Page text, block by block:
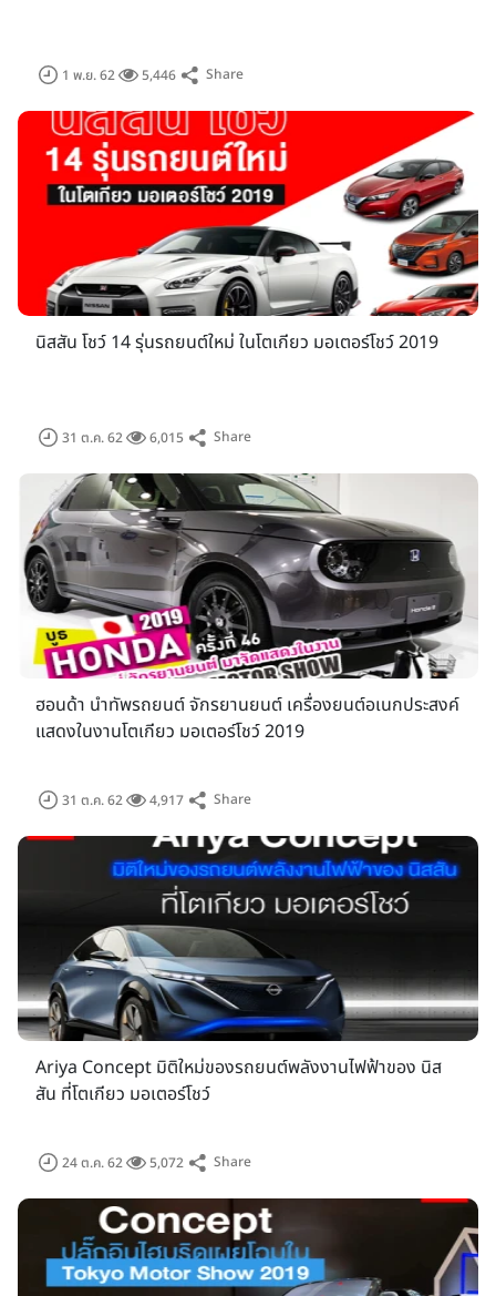
ความตื่นเต้าเร้าใจแบบไม่ธรรมดาในงานโตเกียวมอเตอร์โชว์ปีนี้เกิด
อย่างใกล้ชิดระหว่างอุตสาหกรรมยานยนต์และอุตสาหกรรมอื่น ๆ
(ดูข้อมูลเพิ่มเติมในเอกสารแนบ 2) นอกจากนั้น JAMA และคณะ
กรรมการภาคธุรกิจของญี่ปุ่นยังได้ร่วมกันจัด Future Expo ภาย
ใต้การสนับสนุนจากกระทรวงเศรษฐกิจ การค้า และอุตสาหกรรม
ของญี่ปุ่น และองค์การพัฒนาพลังงานใหม่และเทคโนโลยี
อุตสาหกรรมแห่งประเทศญี่ปุ่น (NEDO)
สถานที่จัดงานที่กว้างขวาง ใหญ่โตยิ่งขึ้น
นอกเหนือจากพื้นที่ในอาริอาเกะในเขตโอไดบะ ซึ่งเป็นที่ตั้งของโต
เกียวบิ๊กไซต์ อันเป็นสถานที่จัดงานประจำของโตเกียวมอเตอร์โชว์
โอมิ เพื่อสร้างสรรค์ให้เป็น “ธีมปาร์คด้านยานยนต์” อันกว้างใหญ่
สำหรับผู้ชมงาน
1 พ.ย. 62 5,446 Share
นิสสัน โชว์ 14 รุ่นรถยนต์ใหม่ ในโตเกียว มอเตอร์โชว์ 2019
31 ต.ค. 62 6,015 Share
ฮอนด้า นำทัพรถยนต์ จักรยานยนต์ เครื่องยนต์อเนกประสงค์
แสดงในงานโตเกียว มอเตอร์โชว์ 2019
31 ต.ค. 62 4,917 Share
Ariya Concept มิติใหม่ของรถยนต์พลังงานไฟฟ้าของ นิส
สัน ที่โตเกียว มอเตอร์โชว์
24 ต.ค. 62 5,072 Share